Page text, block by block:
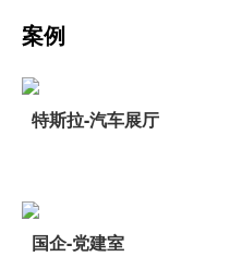
案例
特斯拉-汽车展厅
国企-党建室